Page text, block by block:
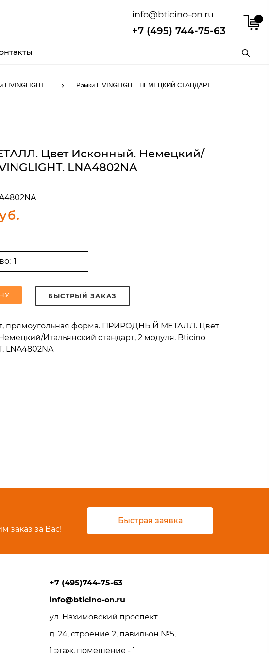
info@bticino-on.ru
+7 (495) 744-75-63
LIVINGLIGHT
Рамки LIVINGLIGHT. НЕМЕЦКИЙ СТАНДАРТ
Цвет Исконный. Немецкий/
LNA4802NA
БЫСТРЫЙ ЗАКАЗ
прямоугольная форма. ПРИРОДНЫЙ МЕТАЛЛ. Цвет
Итальянский стандарт, 2 модуля. Bticino
LNA4802NA
заказ за Вас!
Быстрая заявка
+7 (495)744-75-63
info@bticino-on.ru
ул. Нахимовский проспект
д. 24, строение 2, павильон №5,
1 этаж, помещение - 1